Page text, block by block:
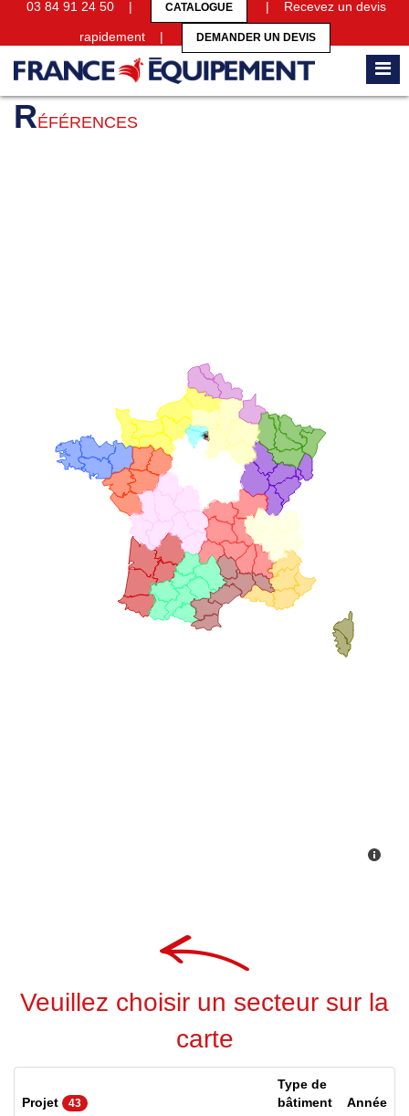
03 84 91 24 50 | CATALOGUE | Recevez un devis
rapidement | DEMANDER UN DEVIS
Accueil Références
RÉFÉRENCES
Veuillez choisir un secteur sur la
carte
Projet 43
Type de
bâtiment
Année